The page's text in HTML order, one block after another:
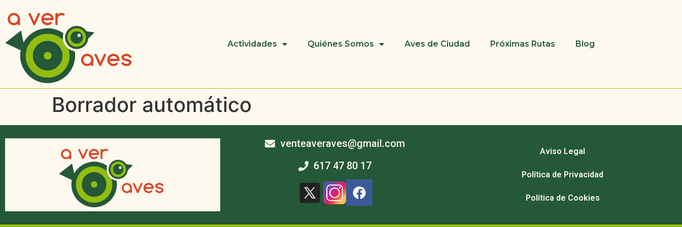
Actividades Quiénes Somos Aves de Ciudad Próximas Rutas Blog
Borrador automático
venteaveraves@gmail.com
617 47 80 17
Aviso Legal
Política de Privacidad
Política de Cookies